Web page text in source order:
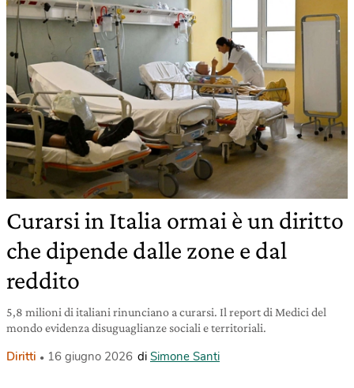
Curarsi in Italia ormai è un diritto
che dipende dalle zone e dal
reddito
5,8 milioni di italiani rinunciano a curarsi. Il report di Medici del
mondo evidenza disuguaglianze sociali e territoriali.
Diritti 16 giugno 2026 di Simone Santi